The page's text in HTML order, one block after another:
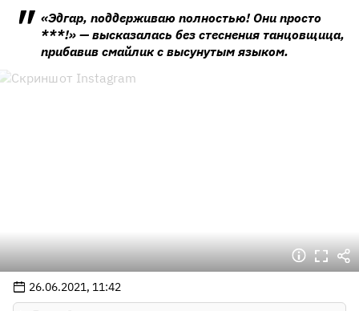
«Эдгар, поддерживаю полностью! Они просто
***!» — высказалась без стеснения танцовщица,
прибавив смайлик с высунутым языком.
26.06.2021, 11:42